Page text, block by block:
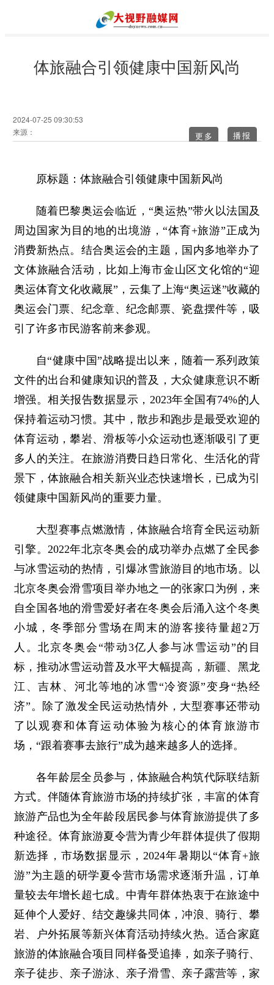
体旅融合引领健康中国新风尚
2024-07-25 09:30:53
来源：
更多
原标题：体旅融合引领健康中国新风尚
随着巴黎奥运会临近，“奥运热”带火以法国及
周边国家为目的地的出境游，“体育+旅游”正成为
消费新热点。结合奥运会的主题，国内多地举办了
文体旅融合活动，比如上海市金山区文化馆的“迎
奥运体育文化收藏展”，云集了上海“奥运迷”收藏的
奥运会门票、纪念章、纪念邮票、瓷盘摆件等，吸
引了许多市民游客前来参观。
自“健康中国”战略提出以来，随着一系列政策
文件的出台和健康知识的普及，大众健康意识不断
增强。相关报告数据显示，2023年全国有74%的人
保持着运动习惯。其中，散步和跑步是最受欢迎的
体育运动，攀岩、滑板等小众运动也逐渐吸引了更
多人的关注。在旅游消费日趋日常化、生活化的背
景下，体旅融合相关新兴业态快速增长，已成为引
领健康中国新风尚的重要力量。
大型赛事点燃激情，体旅融合培育全民运动新
引擎。2022年北京冬奥会的成功举办点燃了全民参
与冰雪运动的热情，引爆冰雪旅游目的地市场。以
北京冬奥会滑雪项目举办地之一的张家口为例，来
自全国各地的滑雪爱好者在冬奥会后涌入这个冬奥
小城，冬季部分雪场在周末的游客接待量超2万
人。北京冬奥会“带动3亿人参与冰雪运动”的目
标，推动冰雪运动普及水平大幅提高，新疆、黑龙
江、吉林、河北等地的冰雪“冷资源”变身“热经
济”。除了激发全民运动热情外，大型赛事还带动
了以观赛和体育运动体验为核心的体育旅游市
场，“跟着赛事去旅行”成为越来越多人的选择。
各年龄层全员参与，体旅融合构筑代际联结新
方式。伴随体育旅游市场的持续扩张，丰富的体育
旅游产品也为全年龄段居民参与体育旅游提供了多
种途径。体育旅游夏令营为青少年群体提供了假期
新选择，市场数据显示，2024年暑期以“体育+旅
游”为主题的研学夏令营市场需求逐渐升温，订单
量较去年增长超七成。中青年群体热衷于在旅途中
延伸个人爱好、结交趣缘共同体，冲浪、骑行、攀
岩、户外拓展等新兴体育活动持续火热。适合家庭
旅游的体旅融合项目同样备受追捧，如亲子骑行、
亲子徒步、亲子游泳、亲子滑雪、亲子露营等，家